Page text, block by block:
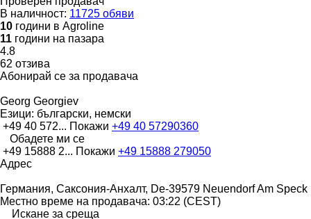
В наличност: 11725 обяви
10 години в Agroline
11 години на пазара
4.8
62 отзива
Абонирай се за продавача
Georg Georgiev
Езици: български, немски
+49 40 572... Покажи +49 40 57290360
Обадете ми се
+49 15888 2... Покажи +49 15888 279050
Адрес
Германия, Саксония-Анхалт, De-39579 Neuendorf Am Speck
Местно време на продавача: 03:22 (CEST)
Искане за среща